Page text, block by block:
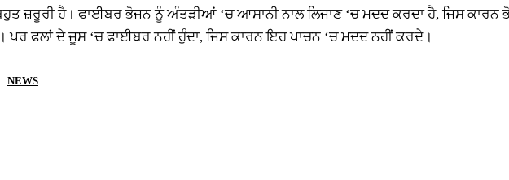
ਜ਼ਰੂਰੀ ਹੈ। ਫਾਈਬਰ ਭੋਜਨ ਨੂੰ ਅੰਤੜੀਆਂ ‘ਚ ਆਸਾਨੀ ਨਾਲ ਲਿਜਾਣ ‘ਚ ਮਦਦ ਕਰਦਾ ਹੈ, ਜਿਸ ਕਾਰਨ
ਫਲਾਂ ਦੇ ਜੂਸ ‘ਚ ਫਾਈਬਰ ਨਹੀਂ ਹੁੰਦਾ, ਜਿਸ ਕਾਰਨ ਇਹ ਪਾਚਨ ‘ਚ ਮਦਦ ਨਹੀਂ ਕਰਦੇ।
NEWS